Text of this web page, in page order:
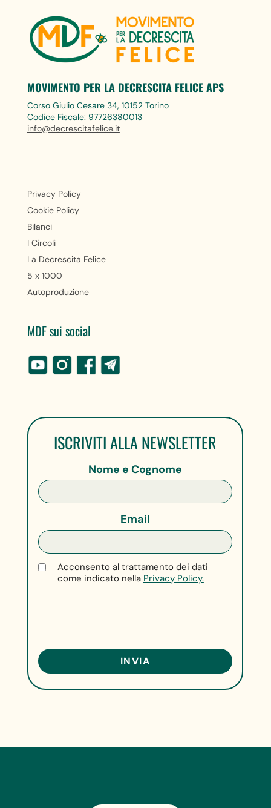
MOVIMENTO PER LA DECRESCITA FELICE APS
Corso Giulio Cesare 34, 10152 Torino
Codice Fiscale: 97726380013
info@decrescitafelice.it
Privacy Policy
Cookie Policy
Bilanci
I Circoli
La Decrescita Felice
5 x 1000
Autoproduzione
MDF sui social
ISCRIVITI ALLA NEWSLETTER
Nome e Cognome
Email
Acconsento al trattamento dei dati
come indicato nella Privacy Policy.